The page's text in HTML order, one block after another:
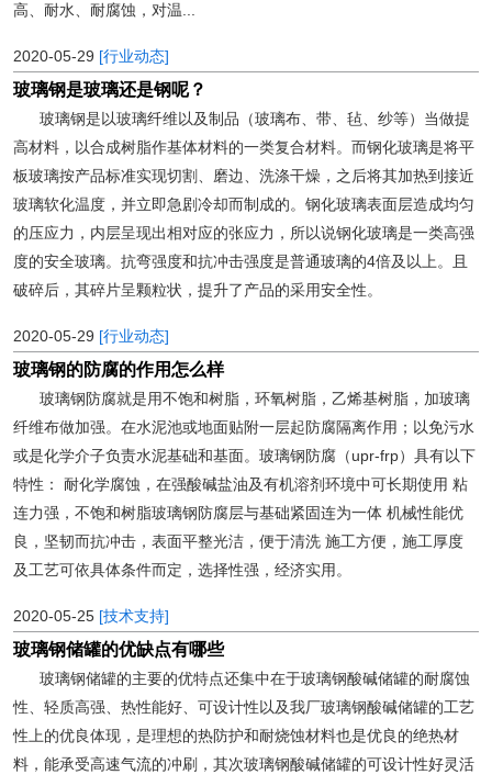
高、耐水、耐腐蚀，对温...
2020-05-29 [行业动态]
玻璃钢是玻璃还是钢呢？
玻璃钢是以玻璃纤维以及制品（玻璃布、带、毡、纱等）当做提
高材料，以合成树脂作基体材料的一类复合材料。而钢化玻璃是将平
板玻璃按产品标准实现切割、磨边、洗涤干燥，之后将其加热到接近
玻璃软化温度，并立即急剧冷却而制成的。钢化玻璃表面层造成均匀
的压应力，内层呈现出相对应的张应力，所以说钢化玻璃是一类高强
度的安全玻璃。抗弯强度和抗冲击强度是普通玻璃的4倍及以上。且
破碎后，其碎片呈颗粒状，提升了产品的采用安全性。
2020-05-29 [行业动态]
玻璃钢的防腐的作用怎么样
玻璃钢防腐就是用不饱和树脂，环氧树脂，乙烯基树脂，加玻璃
纤维布做加强。在水泥池或地面贴附一层起防腐隔离作用；以免污水
或是化学介子负责水泥基础和基面。玻璃钢防腐（upr-frp）具有以下
特性： 耐化学腐蚀，在强酸碱盐油及有机溶剂环境中可长期使用 粘
连力强，不饱和树脂玻璃钢防腐层与基础紧固连为一体 机械性能优
良，坚韧而抗冲击，表面平整光洁，便于清洗 施工方便，施工厚度
及工艺可依具体条件而定，选择性强，经济实用。
2020-05-25 [技术支持]
玻璃钢储罐的优缺点有哪些
玻璃钢储罐的主要的优特点还集中在于玻璃钢酸碱储罐的耐腐蚀
性、轻质高强、热性能好、可设计性以及我厂玻璃钢酸碱储罐的工艺
性上的优良体现，是理想的热防护和耐烧蚀材料也是优良的绝热材
料，能承受高速气流的冲刷，其次玻璃钢酸碱储罐的可设计性好灵活